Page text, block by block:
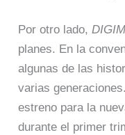
Por otro lado,
planes. En la
algunas de las
varias
estreno para la
durante el primer